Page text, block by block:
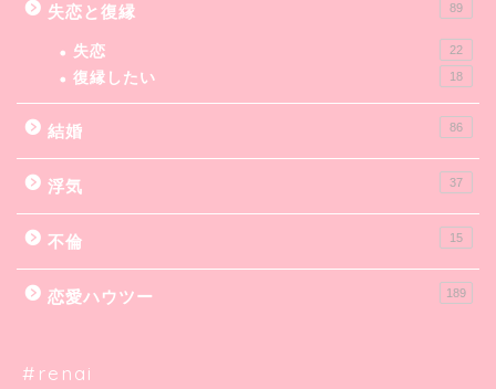
失恋と復縁 89
失恋 22
復縁したい 18
結婚 86
浮気 37
不倫 15
恋愛ハウツー 189
#renai